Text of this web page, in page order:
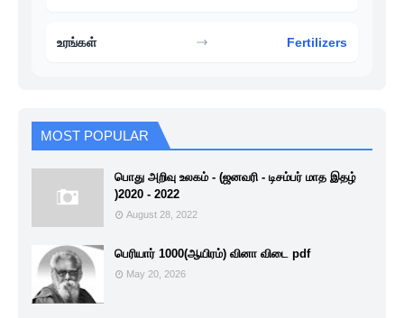
உரங்கள் Fertilizers
MOST POPULAR
பொது அறிவு உலகம் - (ஜனவரி - டிசம்பர் மாத இதழ்
)2020 - 2022
August 28, 2022
பெரியார் 1000(ஆயிரம்) வினா விடை pdf
May 20, 2026